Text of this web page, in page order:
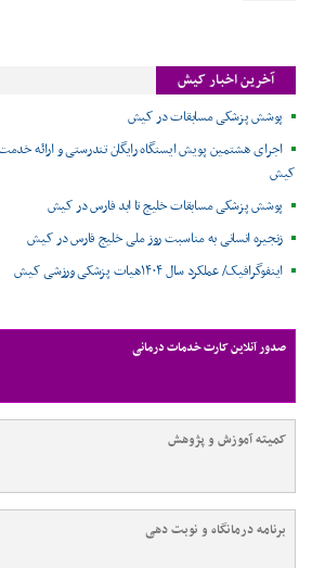
آخرین اخبار کیش
پوشش پزشکی مسابقات در کیش
کیش
پوشش پزشکی مسابقات خلیج تا ابد فارس در کیش
زنجیره انسانی به مناسبت روز ملی خلیج فارس در کیش
اینفوگرافیک/ عملکرد سال ۱۴۰۴هیات پزشکی ورزشی کیش
صدور آنلاین کارت خدمات درمانی
کمیته آموزش و پژوهش
برنامه درمانگاه و نوبت دهی